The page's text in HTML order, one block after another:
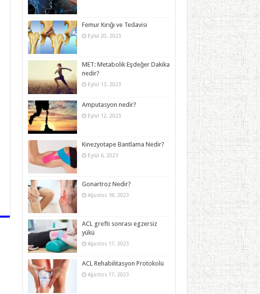
Femur Kırığı ve Tedavisi
Eylül 20, 2023
MET: Metabolik Eşdeğer Dakika
nedir?
Eylül 13, 2023
Amputasyon nedir?
Eylül 12, 2023
Kinezyotape Bantlama Nedir?
Eylül 6, 2023
Gonartroz Nedir?
Ağustos 18, 2023
ACL grefti sonrası egzersiz
yükü
Ağustos 17, 2023
ACL Rehabilitasyon Protokolü
Ağustos 17, 2023